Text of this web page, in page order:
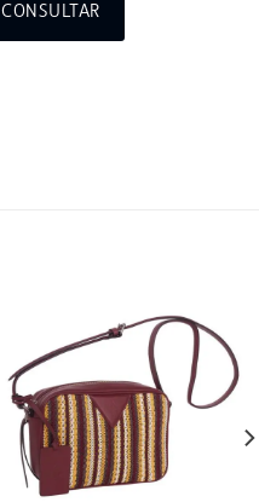
CONSULTAR